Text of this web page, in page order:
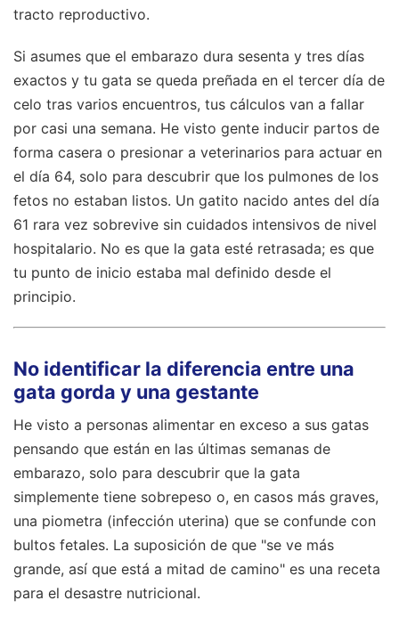
tracto reproductivo.
Si asumes que el embarazo dura sesenta y tres días
exactos y tu gata se queda preñada en el tercer día de
celo tras varios encuentros, tus cálculos van a fallar
por casi una semana. He visto gente inducir partos de
forma casera o presionar a veterinarios para actuar en
el día 64, solo para descubrir que los pulmones de los
fetos no estaban listos. Un gatito nacido antes del día
61 rara vez sobrevive sin cuidados intensivos de nivel
hospitalario. No es que la gata esté retrasada; es que
tu punto de inicio estaba mal definido desde el
principio.
No identificar la diferencia entre una
gata gorda y una gestante
He visto a personas alimentar en exceso a sus gatas
pensando que están en las últimas semanas de
embarazo, solo para descubrir que la gata
simplemente tiene sobrepeso o, en casos más graves,
una piometra (infección uterina) que se confunde con
bultos fetales. La suposición de que "se ve más
grande, así que está a mitad de camino" es una receta
para el desastre nutricional.